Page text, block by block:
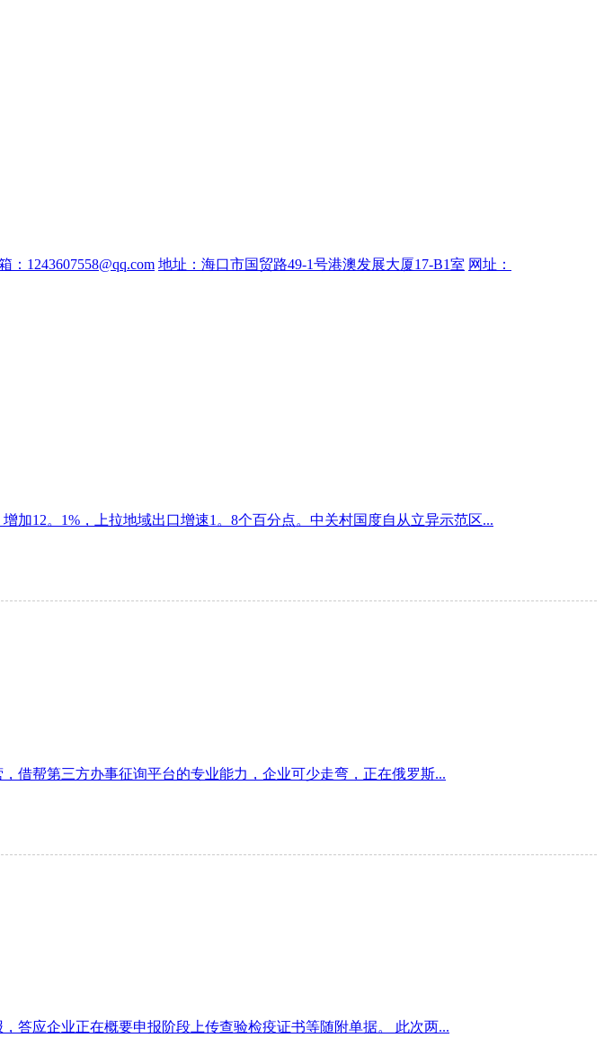
：1243607558@qq.com 地址：海口市国贸路49-1号港澳发展大厦17-B1室 网址：
12。1%，上拉地域出口增速1。8个百分点。中关村国度自从立异示范区...
帮第三方办事征询平台的专业能力，企业可少走弯，正在俄罗斯...
应企业正在概要申报阶段上传查验检疫证书等随附单据。 此次两...